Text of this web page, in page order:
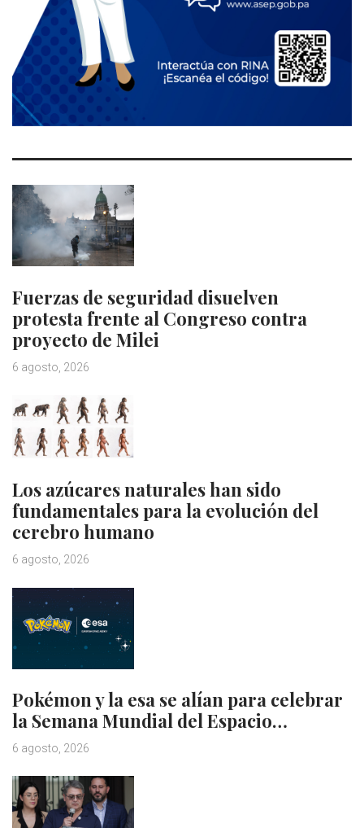
Fuerzas de seguridad disuelven
protesta frente al Congreso contra
proyecto de Milei
6 agosto, 2026
Los azúcares naturales han sido
fundamentales para la evolución del
cerebro humano
6 agosto, 2026
Pokémon y la esa se alían para celebrar
la Semana Mundial del Espacio…
6 agosto, 2026